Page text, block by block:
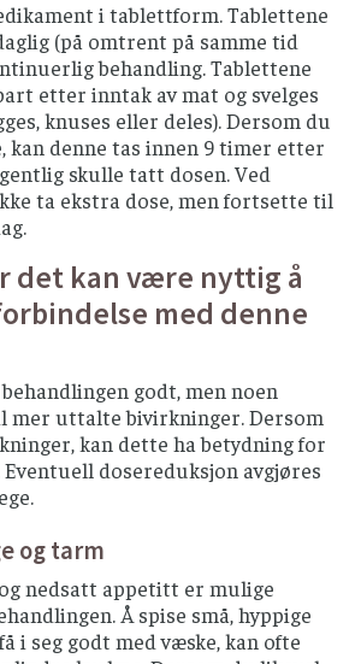
i tablettform. Tablettene
(på omtrent på samme tid
behandling. Tablettene
etter inntak av mat og svelges
knuses eller deles). Dersom du
kan denne tas innen 9 timer etter
skulle tatt dosen. Ved
ta ekstra dose, men fortsette til
det kan være nyttig å
med denne
godt, men noen
mer uttalte bivirkninger. Dersom
kan dette ha betydning for
Eventuell dosereduksjon avgjøres
og tarm
nedsatt appetitt er mulige
Å spise små, hyppige
i seg godt med væske, kan ofte